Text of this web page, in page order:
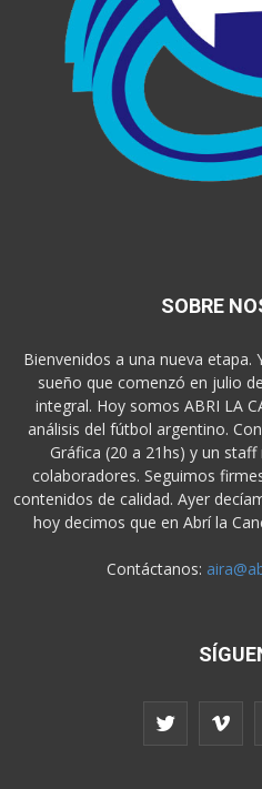
SOBRE
Bienvenidos a una nueva etapa.
sueño que comenzó en julio
integral. Hoy somos ABRI LA
análisis del fútbol argentino.
Gráfica (20 a 21hs) y un
colaboradores. Seguimos
contenidos de calidad. Ayer
hoy decimos que en Abrí la
Contáctanos: